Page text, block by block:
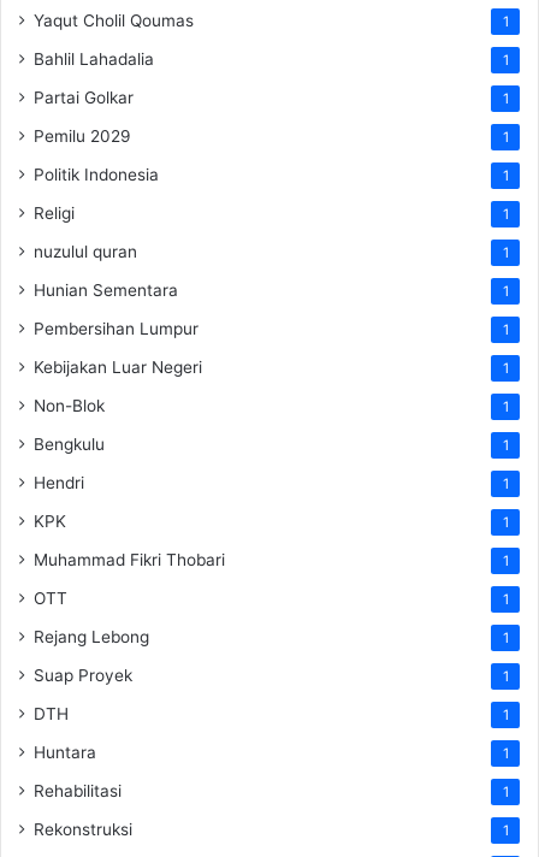
Yaqut Cholil Qoumas 1
Bahlil Lahadalia 1
Partai Golkar 1
Pemilu 2029 1
Politik Indonesia 1
Religi 1
nuzulul quran 1
Hunian Sementara 1
Pembersihan Lumpur 1
Kebijakan Luar Negeri 1
Non-Blok 1
Bengkulu 1
Hendri 1
KPK 1
Muhammad Fikri Thobari 1
OTT 1
Rejang Lebong 1
Suap Proyek 1
DTH 1
Huntara 1
Rehabilitasi 1
Rekonstruksi 1